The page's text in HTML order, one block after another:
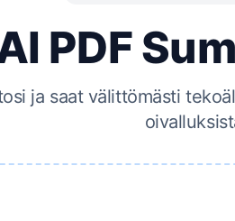
PDF
ja saat välittömästi